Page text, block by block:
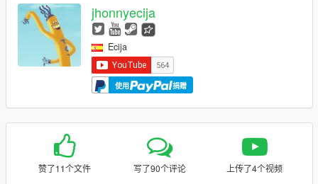
jhonnyecija
Ecija
使用 捐赠
赞了11个文件 写了90个评论 上传了4个视频